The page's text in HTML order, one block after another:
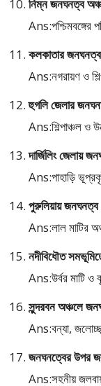
নিম্ন জনঘনত্ব
Ans:পশ্চিমবঙ্গের
কলকাতার জনঘনত্ব
Ans:নগরায়ণ ও
হুগলি জেলার
Ans:শিল্পাঞ্চল ও
দার্জিলিং জেলায়
Ans:পাহাড়ি
পুরুলিয়ায়
Ans:লাল মাটির
নদীবিধৌত
Ans:উর্বর মাটি ও
সুন্দরবন অঞ্চলে
Ans:বন্যা,
জনঘনত্বের উপর
Ans:সহনীয়